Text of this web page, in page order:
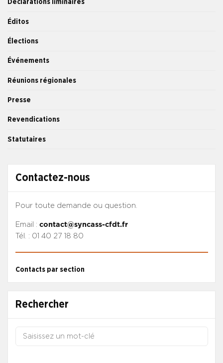
Déclarations liminaires
Éditos
Élections
Événements
Réunions régionales
Presse
Revendications
Statutaires
Contactez-nous
Pour toute demande ou question.
Email : contact@syncass-cfdt.fr
Tél. : 01 40 27 18 80
Contacts par section
Rechercher